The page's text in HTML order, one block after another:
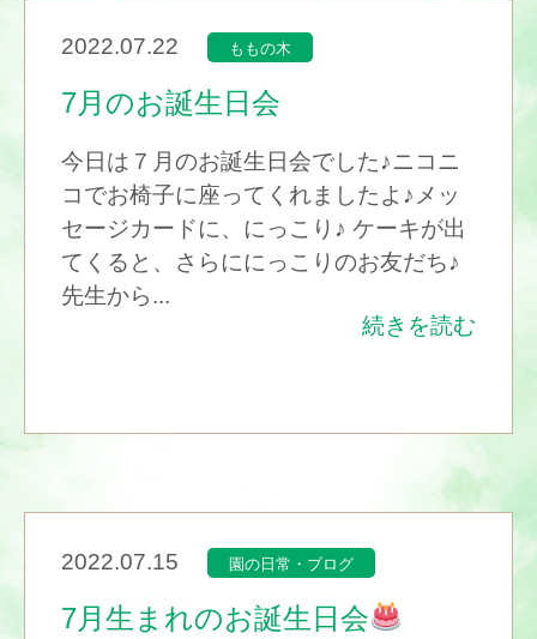
2022.07.22 ももの木
7月のお誕生日会
今日は７月のお誕生日会でした♪ニコニ
コでお椅子に座ってくれましたよ♪メッ
セージカードに、にっこり♪ ケーキが出
てくると、さらににっこりのお友だち♪
先生から...
続きを読む
2022.07.15 園の日常・ブログ
7月生まれのお誕生日会